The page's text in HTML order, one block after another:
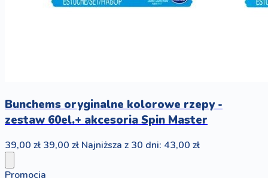
Bunchems oryginalne kolorowe rzepy -
zestaw 60el.+ akcesoria Spin Master
39,00 zł 39,00 zł Najniższa z 30 dni: 43,00 zł
Promocja